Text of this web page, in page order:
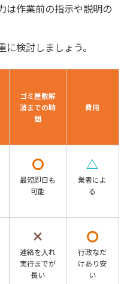
は作業前の指示や説明の
検討しましょう。
ゴミ屋敷解
消までの時
間
費用
〇
最短即日も
可能
△
業者によ
る
×
連絡を入れ
実行までが
長い
〇
行政なだ
けあり安
い